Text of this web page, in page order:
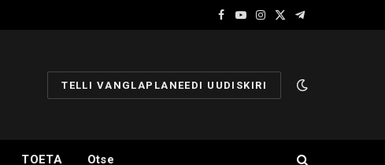
Facebook
YouTube
Instagram
X
Telegram
TELLI VANGLAPLANEEDI UUDISKIRI
TOETA Otse